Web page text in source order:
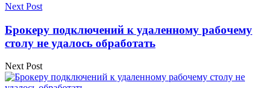
Next Post
Брокеру подключений к удаленному рабочему
столу не удалось обработать
Next Post